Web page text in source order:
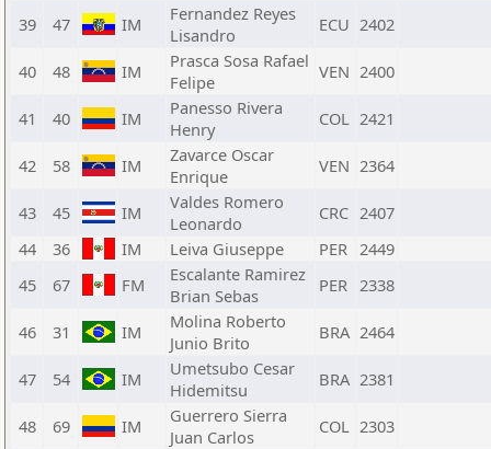
39 47 IM
Fernandez Reyes
Lisandro
ECU 2402
40 48 IM
Prasca Sosa Rafael
Felipe
VEN 2400
41 40 IM
Panesso Rivera
Henry
COL 2421
42 58 IM
Zavarce Oscar
Enrique
VEN 2364
43 45 IM
Valdes Romero
Leonardo
CRC 2407
44
36 IM Leiva Giuseppe PER 2449
45
67 FM
Escalante Ramirez
Brian Sebas
PER 2338
46 31 IM
Molina Roberto
Junio Brito
BRA 2464
47 54 IM
Umetsubo Cesar
Hidemitsu
BRA 2381
48 69 IM
Guerrero Sierra
Juan Carlos
COL 2303